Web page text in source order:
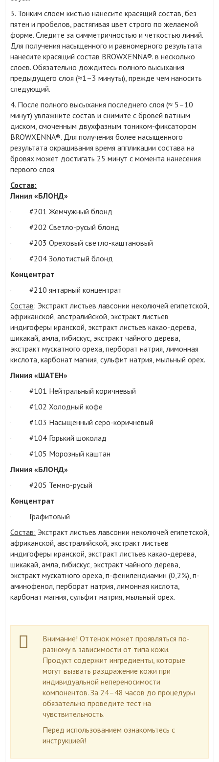
3. Тонким слоем кистью нанесите красящий состав, без
пятен и пробелов, растягивая цвет строго по желаемой
форме. Следите за симметричностью и четкостью линий.
Для получения насыщенного и равномерного результата
нанесите красящий состав BROWXENNA®. в несколько
слоев. Обязательно дождитесь полного высыхания
предыдущего слоя (≈1–3 минуты), прежде чем наносить
следующий.
4. После полного высыхания последнего слоя (≈ 5–10
минут) увлажните состав и снимите с бровей ватным
диском, смоченным двухфазным тоником-фиксатором
BROWXENNA®. Для получения более насыщенного
результата окрашивания время аппликации состава на
бровях может достигать 25 минут с момента нанесения
первого слоя.
Состав:
Линия «БЛОНД»
· #201 Жемчужный блонд
· #202 Светло-русый блонд
· #203 Ореховый светло-каштановый
· #204 Золотистый блонд
Концентрат
· #210 янтарный концентрат
Состав: Экстракт листьев лавсонии неколючей египетской,
африканской, австралийской, экстракт листьев
индигоферы иранской, экстракт листьев какао-дерева,
шикакай, амла, гибискус, экстракт чайного дерева,
экстракт мускатного ореха, перборат натрия, лимонная
кислота, карбонат магния, сульфит натрия, мыльный орех.
Линия «ШАТЕН»
· #101 Нейтральный коричневый
· #102 Холодный кофе
· #103 Насыщенный серо-коричневый
· #104 Горький шоколад
· #105 Морозный каштан
Линия «БЛОНД»
· #205 Темно-русый
Концентрат
· Графитовый
Состав: Экстракт листьев лавсонии неколючей египетской,
африканской, австралийской, экстракт листьев
индигоферы иранской, экстракт листьев какао-дерева,
шикакай, амла, гибискус, экстракт чайного дерева,
экстракт мускатного ореха, п-фенилендиамин (0,2%), п-
аминофенол, перборат натрия, лимонная кислота,
карбонат магния, сульфит натрия, мыльный орех.
Внимание! Оттенок может проявляться по-
разному в зависимости от типа кожи.
Продукт содержит ингредиенты, которые
могут вызвать раздражение кожи при
индивидуальной непереносимости
компонентов. За 24–48 часов до процедуры
обязательно проведите тест на
чувствительность.
Перед использованием ознакомьтесь с
инструкцией!